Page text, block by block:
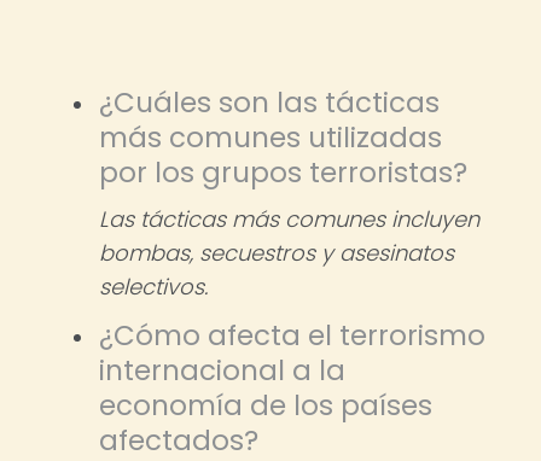
¿Cuáles son las tácticas
más comunes utilizadas
por los grupos terroristas?
Las tácticas más comunes incluyen
bombas, secuestros y asesinatos
selectivos.
¿Cómo afecta el terrorismo
internacional a la
economía de los países
afectados?